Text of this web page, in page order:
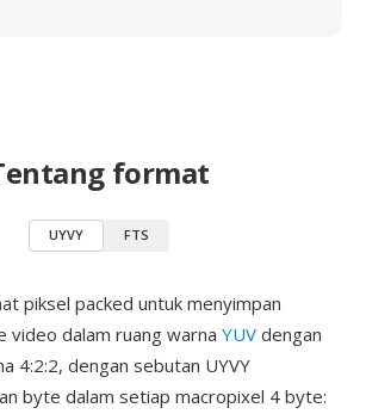
format
UYVY FTS
piksel packed untuk menyimpan
video dalam ruang warna YUV dengan
4:2:2, dengan sebutan UYVY
byte dalam setiap macropixel 4 byte: